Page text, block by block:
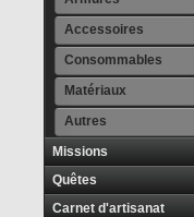
Accessoires
Consommables
Matériaux
Autres
Missions
Quêtes
Carnet d'artisanat